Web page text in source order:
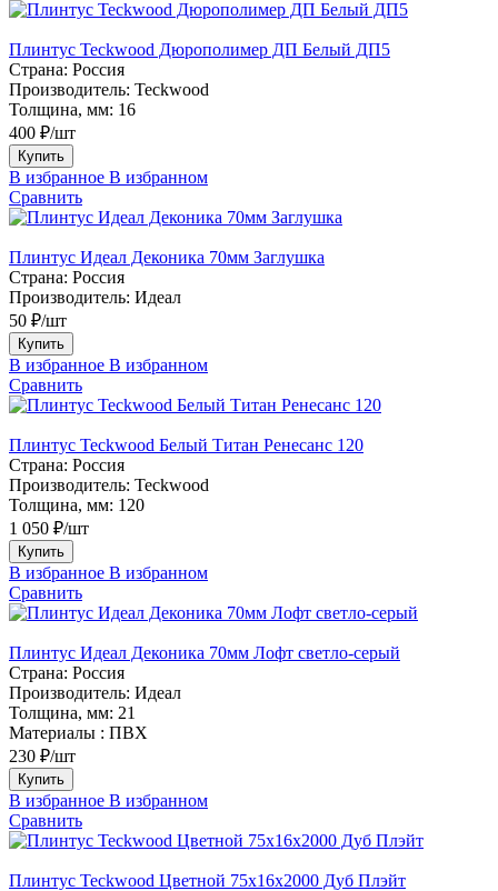
Плинтус Teckwood Дюрополимер ДП Белый ДП5
Страна: Россия
Производитель: Teckwood
Толщина, мм: 16
400 ₽/шт
Купить
В избранное В избранном
Сравнить
Плинтус Идеал Деконика 70мм Заглушка
Страна: Россия
Производитель: Идеал
50 ₽/шт
Купить
В избранное В избранном
Сравнить
Плинтус Teckwood Белый Титан Ренесанс 120
Страна: Россия
Производитель: Teckwood
Толщина, мм: 120
1 050 ₽/шт
Купить
В избранное В избранном
Сравнить
Плинтус Идеал Деконика 70мм Лофт светло-серый
Страна: Россия
Производитель: Идеал
Толщина, мм: 21
Материалы : ПВХ
230 ₽/шт
Купить
В избранное В избранном
Сравнить
Плинтус Teckwood Цветной 75х16х2000 Дуб Плэйт